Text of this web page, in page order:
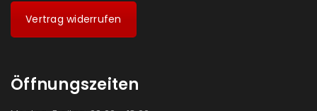
Vertrag widerrufen
Öffnungszeiten